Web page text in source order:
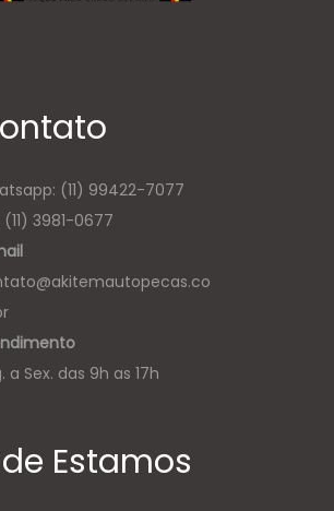
(11) 99422-7077
(11) 3981-0677
a Sex. das 9h as 17h
Estamos